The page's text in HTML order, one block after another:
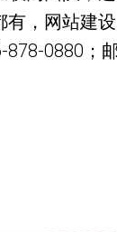
，网站建
0880；